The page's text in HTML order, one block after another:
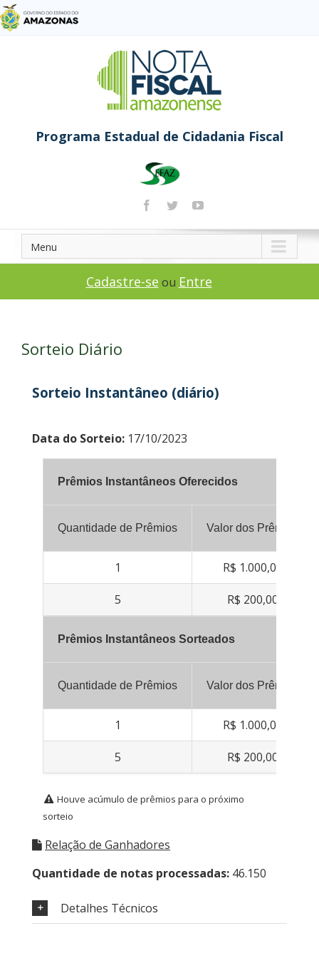
Programa Estadual de Cidadania Fiscal
Menu
Cadastre-se ou Entre
Sorteio Diário
Sorteio Instantâneo (diário)
Data do Sorteio: 17/10/2023
Prêmios Instantâneos Oferecidos
Quantidade de Prêmios Valor dos Prêmios
1 R$ 1.000,00
5 R$ 200,00
Prêmios Instantâneos Sorteados
Quantidade de Prêmios Valor dos Prêmios
1 R$ 1.000,00
5 R$ 200,00
Houve acúmulo de prêmios para o próximo
sorteio
Relação de Ganhadores
Quantidade de notas processadas: 46.150
Detalhes Técnicos